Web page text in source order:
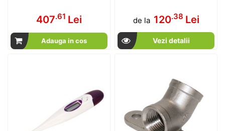
407.61 Lei
Adauga in cos
de la 120.38 Lei
Vezi detalii